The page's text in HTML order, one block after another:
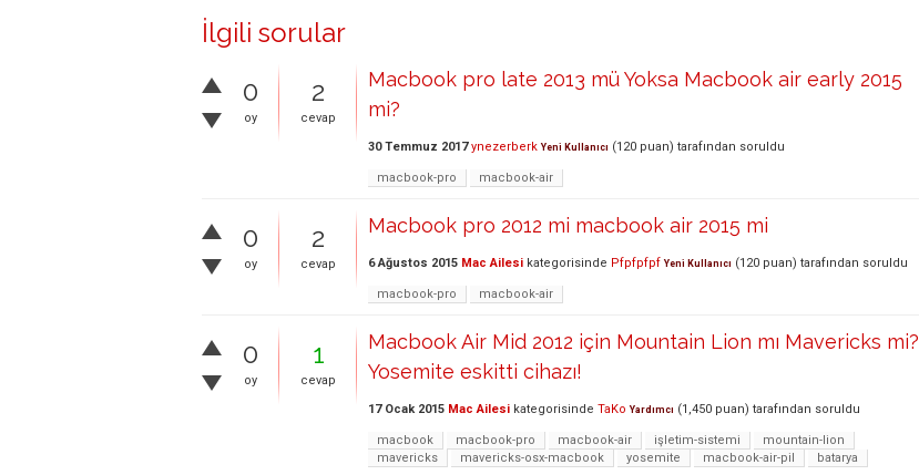
İlgili sorular
0
oy
2
cevap
Macbook pro late 2013 mü Yoksa Macbook air early 2015
mi?
30 Temmuz 2017 ynezerberk Yeni Kullanıcı (120 puan) tarafından soruldu
macbook-pro macbook-air
0
oy
2
cevap
Macbook pro 2012 mi macbook air 2015 mi
6 Ağustos 2015 Mac Ailesi kategorisinde Pfpfpfpf Yeni Kullanıcı (120 puan) tarafından soruldu
macbook-pro macbook-air
0
oy
1
cevap
Macbook Air Mid 2012 için Mountain Lion mı Mavericks mi?
Yosemite eskitti cihazı!
17 Ocak 2015 Mac Ailesi kategorisinde TaKo Yardımcı (1,450 puan) tarafından soruldu
macbook macbook-pro macbook-air işletim-sistemi
mountain-lion
mavericks
mavericks-osx-macbook yosemite macbook-air-pil batarya